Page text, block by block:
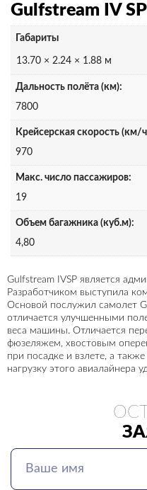
Gulfstream IV SP
Габариты
13.70 × 2.24 × 1.88 м
Дальность полёта (км):
7800
Крейсерская скорость (км/
970
Макс. число пассажиров:
19
Объем багажника (куб.м):
4,80
Gulfstream IVSP является
Разработчиком выступила
Основой послужил самолет
отличается улучшенными
веса машины. Отличается
фюзеляжем, хвостовым
при посадке и взлете, а
нагрузку этого авиалайнера